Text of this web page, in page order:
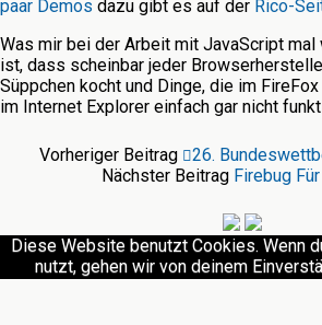
paar Demos dazu gibt es auf der Rico-
Was mir bei der Arbeit mit JavaScript
ist, dass scheinbar jeder
Süppchen kocht und Dinge, die im
im Internet Explorer einfach gar nicht
Vorheriger Beitrag
26.
Nächster Beitrag Firebug
Diese Website benutzt Cookies. Wenn
nutzt, gehen wir von deinem